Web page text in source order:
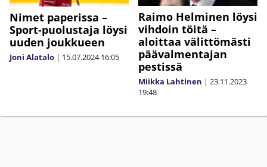
Nimet paperissa –
Sport-puolustaja löysi
uuden joukkueen
Joni Alatalo | 15.07.2024 16:05
Raimo Helminen löysi
vihdoin töitä –
aloittaa välittömästi
päävalmentajan
pestissä
Miikka Lahtinen | 23.11.2023
19:48